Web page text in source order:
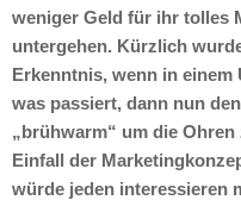
weniger Geld für ihr tolles
untergehen. Kürzlich
Erkenntnis, wenn in einem
was passiert, dann nun
„brühwarm“ um die
Einfall der
würde jeden interessieren